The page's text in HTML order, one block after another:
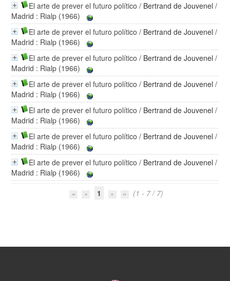
El arte de prever el futuro político / Bertrand de Jouvenel /
Madrid : Rialp (1966)
El arte de prever el futuro político / Bertrand de Jouvenel /
Madrid : Rialp (1966)
El arte de prever el futuro político / Bertrand de Jouvenel /
Madrid : Rialp (1966)
El arte de prever el futuro político / Bertrand de Jouvenel /
Madrid : Rialp (1966)
El arte de prever el futuro político / Bertrand de Jouvenel /
Madrid : Rialp (1966)
El arte de prever el futuro político / Bertrand de Jouvenel /
Madrid : Rialp (1966)
El arte de prever el futuro político / Bertrand de Jouvenel /
Madrid : Rialp (1966)
1
(1 - 7 / 7)